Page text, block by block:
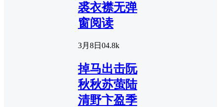
裘衣襟无弹
窗阅读
3月8日 04.8k
掉马出击阮
秋秋苏萤陆
清野卞盈季